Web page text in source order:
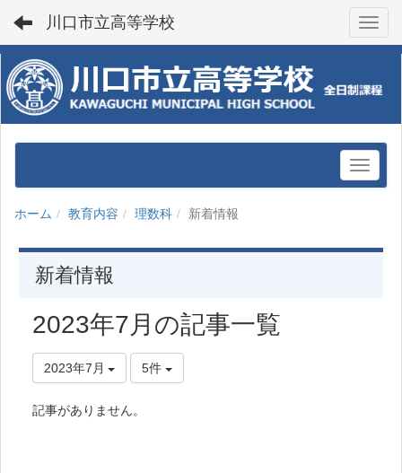
川口市立高等学校
ホーム 教育内容 理数科 新着情報
新着情報
2023年7月の記事一覧
2023年7月 5件
記事がありません。